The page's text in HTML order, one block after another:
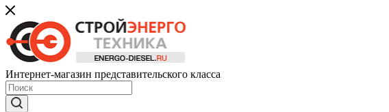
Интернет-магазин представительского класса